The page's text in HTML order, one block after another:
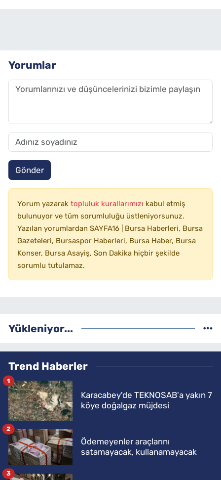
Yorumlar
Gönder
Yorum yazarak topluluk kurallarımızı kabul etmiş
bulunuyor ve tüm sorumluluğu üstleniyorsunuz.
Yazılan yorumlardan SAYFA16 | Bursa Haberleri, Bursa
Gazeteleri, Bursaspor Haberleri, Bursa Haber, Bursa
Konser, Bursa Asayiş, Son Dakika hiçbir şekilde
sorumlu tutulamaz.
Yükleniyor...
Trend Haberler
Karacabey'de TEKNOSAB'a yakın 7
köye doğalgaz müjdesi
1
Ödemeyenler araçlarını
satamayacak, kullanamayacak
2
3